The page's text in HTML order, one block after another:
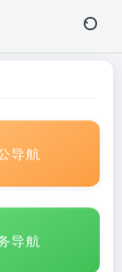
导航
导航